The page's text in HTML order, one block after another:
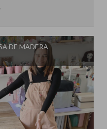
DE MADERA